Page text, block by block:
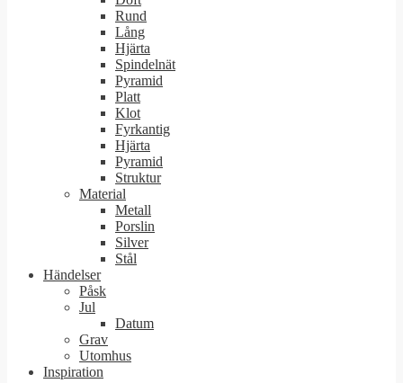
Rund
Lång
Hjärta
Spindelnät
Pyramid
Platt
Klot
Fyrkantig
Hjärta
Pyramid
Struktur
Material
Metall
Porslin
Silver
Stål
Händelser
Påsk
Jul
Datum
Grav
Utomhus
Inspiration